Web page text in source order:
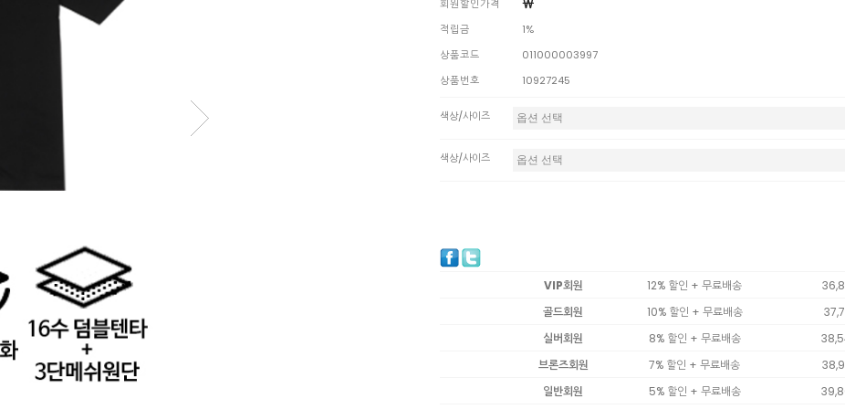
회원할인가격 ￦
적립금
1%
상품코드
011000003997
상품번호
10927245
색상/사이즈
색상/사이즈
VIP회원 12% 할인 + 무료배송
골드회원
10% 할인 + 무료배송
실버회원
8% 할인 + 무료배송
브론즈회원
7% 할인 + 무료배송
일반회원
5% 할인 + 무료배송